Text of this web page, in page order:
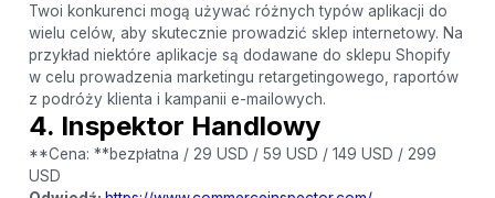
Twoi konkurenci mogą używać różnych typów aplikacji do
wielu celów, aby skutecznie prowadzić sklep internetowy. Na
przykład niektóre aplikacje są dodawane do sklepu Shopify
w celu prowadzenia marketingu retargetingowego, raportów
z podróży klienta i kampanii e-mailowych.
4. Inspektor Handlowy
**Cena: **bezpłatna / 29 USD / 59 USD / 149 USD / 299
USD